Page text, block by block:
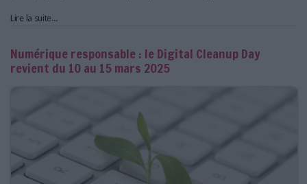
Lire la suite...
Numérique responsable : le Digital Cleanup Day
revient du 10 au 15 mars 2025